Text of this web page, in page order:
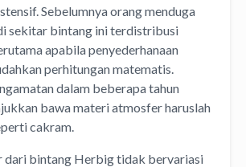
Sebelumnya orang menduga
sekitar bintang ini terdistribusi
apabila penyederhanaan
perhitungan matematis.
dalam beberapa tahun
bawa materi atmosfer haruslah
cakram.
dari bintang Herbig tidak bervariasi